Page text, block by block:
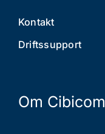
Kontakt
Driftssupport
Om Cibicom